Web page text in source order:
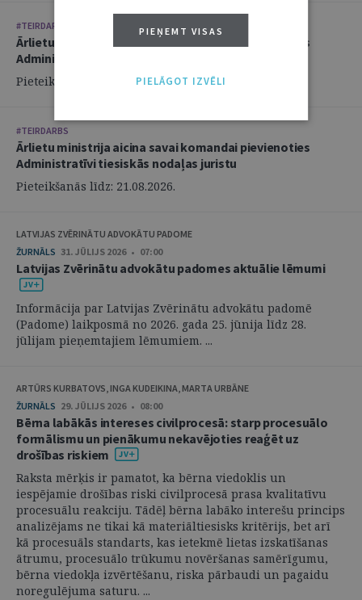
#TEIRDARBS
Ārlietu ministrija aicina savai komandai pievienoties
Administratīvi tiesiskās nodaļas juristu
Pieteikšanās līdz: 21.08.2026.
#TEIRDARBS
Ārlietu ministrija aicina savai komandai pievienoties
Administratīvi tiesiskās nodaļas juristu
Pieteikšanās līdz: 21.08.2026.
LATVIJAS ZVĒRINĀTU ADVOKĀTU PADOME
ŽURNĀLS 31. JŪLIJS 2026 • 07:00
Latvijas Zvērinātu advokātu padomes aktuālie lēmumi
Informācija par Latvijas Zvērinātu advokātu padomē
(Padome) laikposmā no 2026. gada 25. jūnija līdz 28.
jūlijam pieņemtajiem lēmumiem. ...
ARTŪRS KURBATOVS, INGA KUDEIKINA, MARTA URBĀNE
ŽURNĀLS 29. JŪLIJS 2026 • 08:00
Bērna labākās intereses civilprocesā: starp procesuālo
formālismu un pienākumu nekavējoties reaģēt uz
drošības riskiem
Raksta mērķis ir pamatot, ka bērna viedoklis un
iespējamie drošības riski civilprocesā prasa kvalitatīvu
procesuālu reakciju. Tādēļ bērna labāko interešu princips
analizējams ne tikai kā materiāltiesisks kritērijs, bet arī
kā procesuāls standarts, kas ietekmē lietas izskatīšanas
ātrumu, procesuālo trūkumu novēršanas samērīgumu,
bērna viedokļa izvērtēšanu, riska pārbaudi un pagaidu
noregulējuma saturu. ...
PIEŅEMT VISAS
PIELĀGOT IZVĒLI